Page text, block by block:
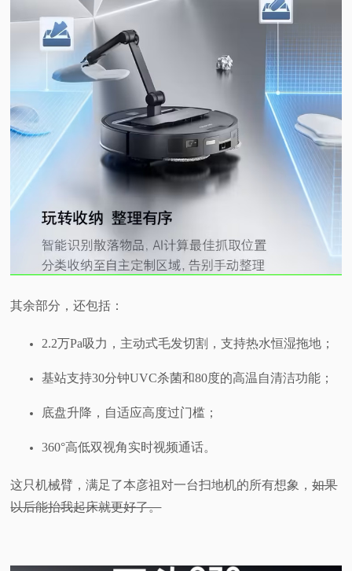
其余部分，还包括：
2.2万Pa吸力，主动式毛发切割，支持热水恒湿拖地；
基站支持30分钟UVC杀菌和80度的高温自清洁功能；
底盘升降，自适应高度过门槛；
360°高低双视角实时视频通话。
这只机械臂，满足了本彦祖对一台扫地机的所有想象，如果
以后能抬我起床就更好了。